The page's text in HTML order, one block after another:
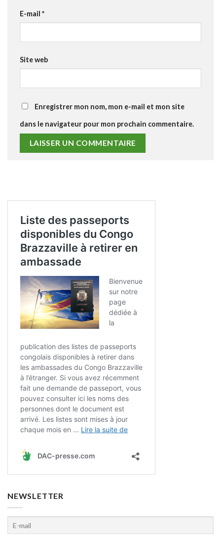
E-mail *
Site web
Enregistrer mon nom, mon e-mail et mon site
dans le navigateur pour mon prochain commentaire.
NEWSLETTER